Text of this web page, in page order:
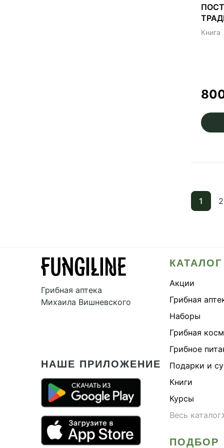
Книга
1 2
Грибная аптека
Михаила Вишневского
НАШЕ ПРИЛОЖЕНИЕ
КАТАЛОГ
Акции
Грибная
Наборы
Грибная
Грибное
Подарки и
Книги
Курсы
Весь каталог›
ПОДБОР